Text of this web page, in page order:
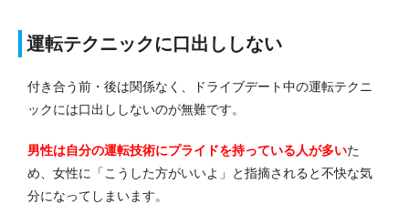
運転テクニックに口出ししない
付き合う前・後は関係なく、ドライブデート中の運転テクニ
ックには口出ししないのが無難です。
男性は自分の運転技術にプライドを持っている人が多いた
め、女性に「こうした方がいいよ」と指摘されると不快な気
分になってしまいます。